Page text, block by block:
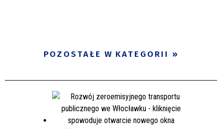
POZOSTAŁE W KATEGORII